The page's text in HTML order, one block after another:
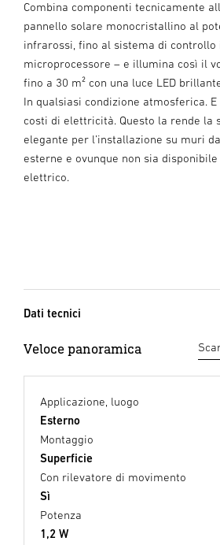
Combina componenti tecnicamente
pannello solare monocristallino al
infrarossi, fino al sistema di controllo
microprocessore – e illumina così il
fino a 30 m² con una luce LED
In qualsiasi condizione atmosferica. E
costi di elettricità. Questo la rende la
elegante per l’installazione su muri
esterne e ovunque non sia
elettrico.
Dati tecnici
Veloce panoramica
Applicazione, luogo
Esterno
Montaggio
Superficie
Con rilevatore di movimento
Sì
Potenza
1,2 W